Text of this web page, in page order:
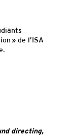
» de l’ISA
directing,